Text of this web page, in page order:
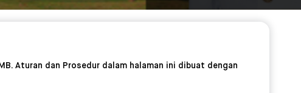
Aturan dan Prosedur dalam halaman ini dibuat dengan